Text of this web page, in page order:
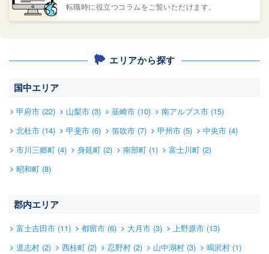
転職時に役立つコラムをご覧いただけます。
エリアから探す
国中エリア
甲府市 (22) 山梨市 (3) 韮崎市 (10)
南アルプス市 (15)
北杜市 (14)
甲斐市 (6) 笛吹市 (7) 甲州市 (5)
中央市 (4)
市川三郷町 (4)
身延町 (2) 南部町 (1)
富士川町 (2)
昭和町 (8)
郡内エリア
富士吉田市 (11) 都留市 (6) 大月市 (3)
上野原市 (13)
道志村 (2)
西桂町 (2) 忍野村 (2) 山中湖村 (3)
鳴沢村 (1)